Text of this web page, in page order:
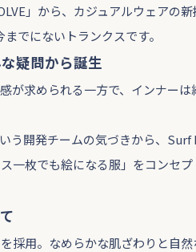
」から、カジュアルウェアの
でにないトランクスです。
疑問から誕生
が求められる一方で、インナー
う開発チームの気づきから、
一枚でも絵になる服」をコンセ
採用。なめらかな肌ざわりと自